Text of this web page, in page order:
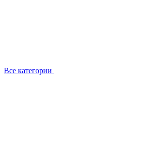
Все категории